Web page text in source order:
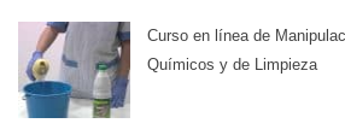
Curso en línea de
Químicos y de Limpieza